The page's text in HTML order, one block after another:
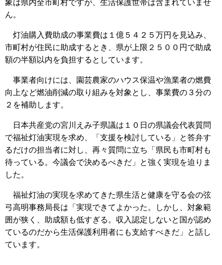
象は県内全市町村ですが、生活保護世帯は含まれていませ
ん。
灯油購入費助成の事業費は１億５４２５万円を見込み、
市町村が住民に助成するとき、県が上限２５００円で助成
額の半額以内を負担するとしています。
事業者向けには、園芸農家のハウス保温や漁業者の燃費
向上など燃油削減の取り組みを対象とし、事業費の３分の
２を補助します。
日本共産党の宮川えみ子県議は１０日の県議会代表質問
で福祉灯油実現を求め、「支援を検討している」と答弁す
るだけの担当者に対し、再々質問に立ち「県民も市町村も
待っている。今議会で決めるべきだ」と強く実現を迫りま
した。
福祉灯油の実現を求めてきた県生活と健康を守る会の弦
弓高明事務局長は「実現できてよかった。しかし、対象範
囲が狭く、助成額も低すぎる。収入認定しないと国が認め
ているのだから生活保護利用者にも支給すべきだ」と話し
ています。